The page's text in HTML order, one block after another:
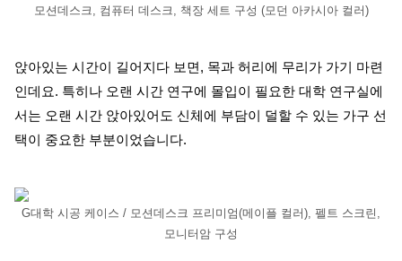
모션데스크, 컴퓨터 데스크, 책장 세트 구성 (모던 아카시아 컬러)
앉아있는 시간이 길어지다 보면, 목과 허리에 무리가 가기 마련
인데요. 특히나 오랜 시간 연구에 몰입이 필요한 대학 연구실에
서는 오랜 시간 앉아있어도 신체에 부담이 덜할 수 있는 가구 선
택이 중요한 부분이었습니다.
G대학 시공 케이스 / 모션데스크 프리미엄(메이플 컬러), 펠트 스크린,
모니터암 구성